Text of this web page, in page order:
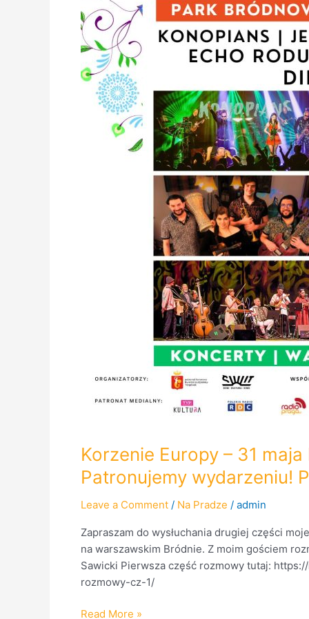
Korzenie Europy – 31
Patronujemy wydarzeniu!
Leave a Comment / Na Pradze / admin
Zapraszam do wysłuchania drugiej części
na warszawskim Bródnie. Z moim gościem
Sawicki Pierwsza część rozmowy tutaj:
rozmowy-cz-1/
Read More »